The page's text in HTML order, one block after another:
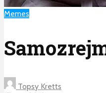
Memes
Topsy Kretts